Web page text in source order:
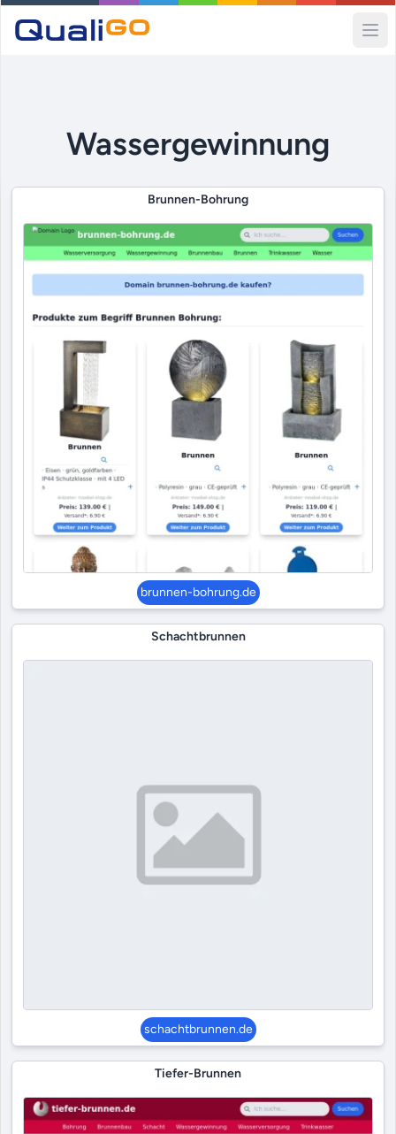
Wassergewinnung
Brunnen-Bohrung
brunnen-bohrung.de
Schachtbrunnen
schachtbrunnen.de
Tiefer-Brunnen